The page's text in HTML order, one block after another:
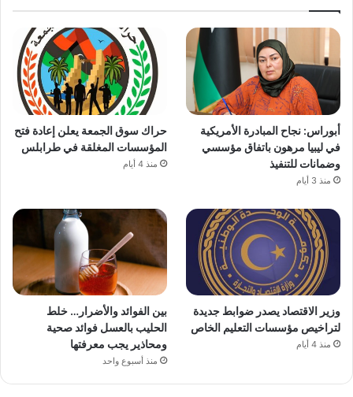
أبوراس: نجاح المبادرة الأمريكية
في ليبيا مرهون باتفاق مؤسسي
وضمانات للتنفيذ
منذ 3 أيام
حراك سوق الجمعة يعلن إعادة فتح
المؤسسات المغلقة في طرابلس
منذ 4 أيام
وزير الاقتصاد يصدر ضوابط جديدة
لتراخيص مؤسسات التعليم الخاص
منذ 4 أيام
بين الفوائد والأضرار… خلط
الحليب بالعسل فوائد صحية
ومحاذير يجب معرفتها
منذ أسبوع واحد